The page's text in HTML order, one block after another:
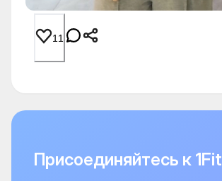
11
Присоединяйтесь к 1Fit